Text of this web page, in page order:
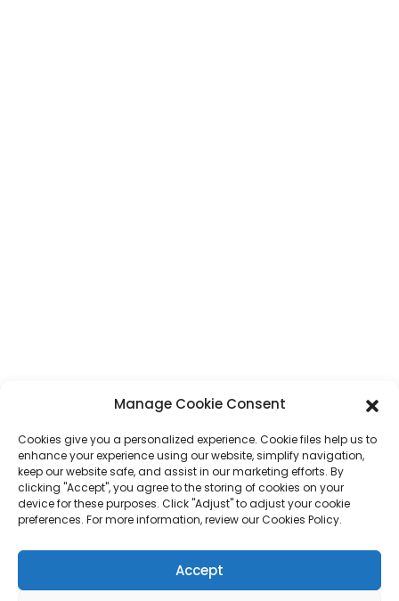
jack@hcpaperproduct.com
LIENS RAPIDES
À propos de nous
FAQ
PRODUITS
Impression de livres
Impression de livres pour enfants
Coffret cadeau
Impression de magazines
Manage Cookie Consent
Cookies give you a personalized experience. Cookie files help us to
enhance your experience using our website, simplify navigation,
keep our website safe, and assist in our marketing efforts. By
clicking "Accept", you agree to the storing of cookies on your
device for these purposes. Click "Adjust" to adjust your cookie
preferences. For more information, review our Cookies Policy.
Accept